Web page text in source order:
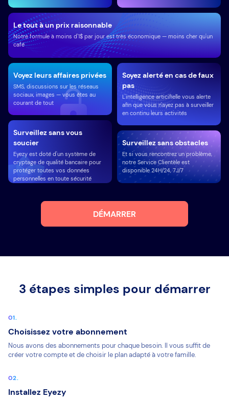
Surveillez sans vous
soucier
Eyezy est doté d'un système de
cryptage de qualité bancaire pour
protéger toutes vos données
personnelles en toute sécurité
Voyez leurs affaires privées
SMS, discussions sur les réseaus
sociaux, images — vous êtes au
courant de tout
Le tout à un prix raisonnable
Notre formule à moins d'1$ par jour est très économique — moins cher qu'un
café
Soyez alerté en cas de faux
pas
L'intelligence articifielle vous alerte
afin que vous n'ayez pas à surveiller
en continu leurs activités
Surveillez sans obstacles
Et si vous rencontrez un problème,
notre Service Clientèle est
disponible 24H/24, 7J/7
DÉMARRER
3 étapes simples pour démarrer
Choisissez votre abonnement
Nous avons des abonnements pour chaque besoin. Il vous suffit de
créer votre compte et de choisir le plan adapté à votre famille.
Installez Eyezy